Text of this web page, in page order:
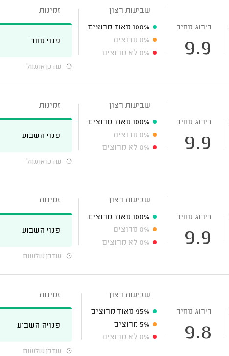
דירוג מחיר
9.9
שביעות רצון
100% מאוד מרוצים
0% מרוצים
0% לא מרוצים
זמינות
פנוי מחר
עודכן אתמול
דירוג מחיר
9.9
שביעות רצון
100% מאוד מרוצים
0% מרוצים
0% לא מרוצים
זמינות
פנוי השבוע
עודכן אתמול
דירוג מחיר
9.9
שביעות רצון
100% מאוד מרוצים
0% מרוצים
0% לא מרוצים
זמינות
פנוי השבוע
עודכן שלשום
דירוג מחיר
9.8
שביעות רצון
95% מאוד מרוצים
5% מרוצים
0% לא מרוצים
זמינות
פנויה השבוע
עודכן שלשום